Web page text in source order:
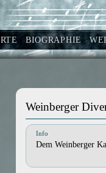
BIOGRAPHIE
Weinberger
Info
Dem Weinberger